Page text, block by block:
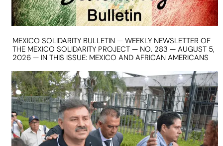
MEXICO SOLIDARITY BULLETIN — WEEKLY NEWSLETTER OF
THE MEXICO SOLIDARITY PROJECT — NO. 283 — AUGUST 5,
2026 — IN THIS ISSUE: MEXICO AND AFRICAN AMERICANS